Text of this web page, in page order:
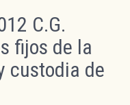
C.G.
fijos de la
custodia de